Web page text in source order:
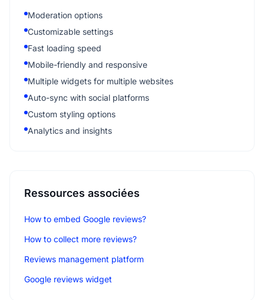
Moderation options
Customizable settings
Fast loading speed
Mobile-friendly and responsive
Multiple widgets for multiple websites
Auto-sync with social platforms
Custom styling options
Analytics and insights
Ressources associées
How to embed Google reviews?
How to collect more reviews?
Reviews management platform
Google reviews widget